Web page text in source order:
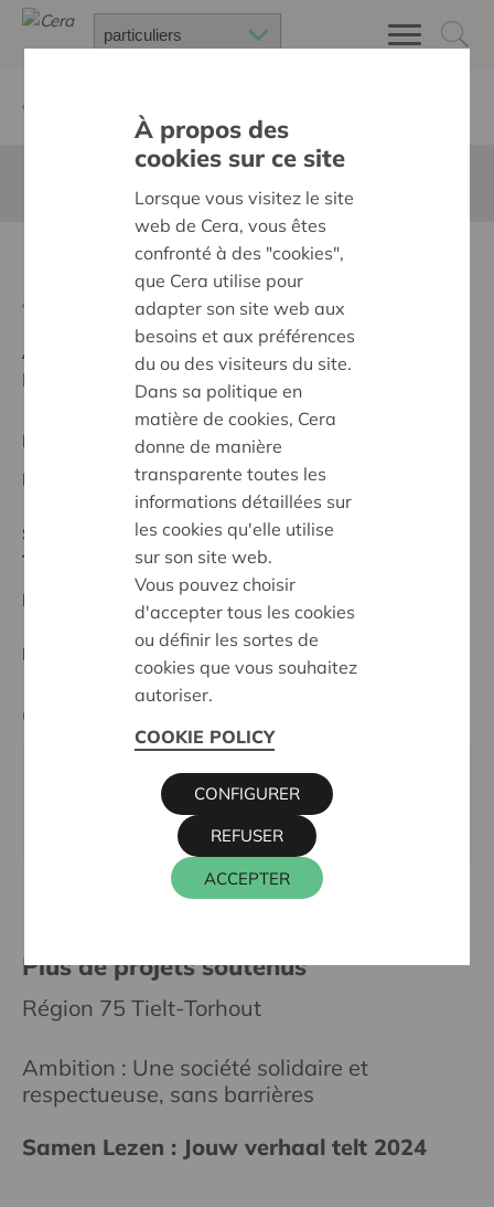
Nesten in de Fonkel
Ambition:
Une société solidaire et respectueuse, sans
barrières
Projet régional
Date de début:21/10/2024
Statut:
Tielt-Torhout
Date de décision:
21/10/2024
Décision:
Cera contact
WIM INGELS
016 27 96 46
wim.ingels@cera.coop
Plus de projets soutenus
Région 75 Tielt-Torhout
Ambition : Une société solidaire et
respectueuse, sans barrières
Samen Lezen : Jouw verhaal telt 2024
À propos des
cookies sur ce site
Lorsque vous visitez le site
web de Cera, vous êtes
confronté à des "cookies",
que Cera utilise pour
adapter son site web aux
besoins et aux préférences
du ou des visiteurs du site.
Dans sa politique en
matière de cookies, Cera
donne de manière
transparente toutes les
informations détaillées sur
les cookies qu'elle utilise
sur son site web.
Vous pouvez choisir
d'accepter tous les cookies
ou définir les sortes de
cookies que vous souhaitez
autoriser.
COOKIE POLICY
ACCEPTER
REFUSER
CONFIGURER